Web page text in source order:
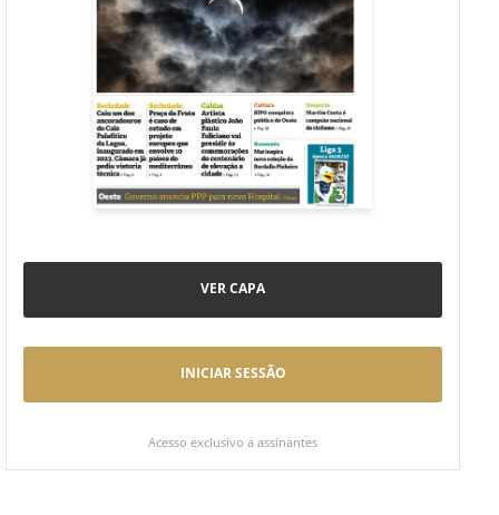
VER CAPA
INICIAR SESSÃO
Acesso exclusivo a assinantes